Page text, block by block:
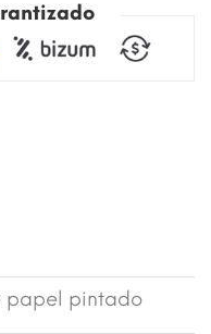
papel pintado